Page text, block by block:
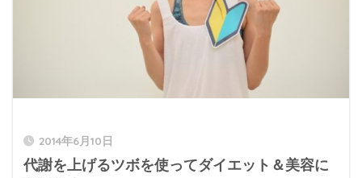
2014年6月10日
代謝を上げるツボを使ってダイエット＆美容に